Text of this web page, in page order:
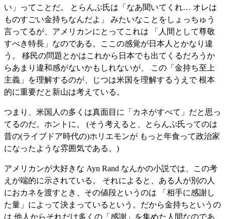
い」ってことだ。 とらんぷ氏は「なあ聞いてくれ… オレは
ものすごい金持ちなんだよ」 みたいなことをしょっちゅう
言ってるが、アメリカンにとってこれは 「人間として尊敬
すべき特長」なのである。ここの感覚が日本人とかなり違
う。 移民の問題とかはこれから日本でも出てくるだろうか
らあまり違和感がないかもしれないが、 この「金持ち至上
主義」を理解するのが、じつは米国を理解するうえで 根本
的に重要だと新山は考えている。
つまり、米国人の多くは真面目に「カネがすべて」だと思っ
てるのだ。ホントに。 (そう考えると、とらんぷ氏ってのは
昔の(ライブドア時代の)ホリエモンが もっと年食って政治家
になったような雰囲気である。)
アメリカンが大好きな Ayn Rand なんかの小説では、この考
えが端的に示されている。 それによると、ある人が別の人
におカネを渡すとき、その値段というのは 「相手に感謝し
た量」によって決まっているという。だから金持ちというの
は 他人からそれだけ多くの「感謝」を集めた人間なのであ